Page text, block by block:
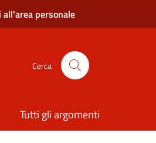
all'area personale
Cerca
Tutti gli argomenti